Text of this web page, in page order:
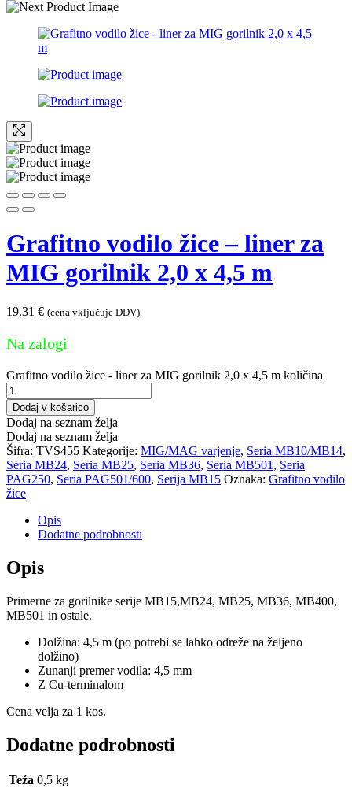
Grafitno vodilo žice – liner za
MIG gorilnik 2,0 x 4,5 m
19,31 € (cena vključuje DDV)
Na zalogi
Grafitno vodilo žice - liner za MIG gorilnik 2,0 x 4,5 m količina
Dodaj v košarico
Dodaj na seznam želja
Dodaj na seznam želja
Šifra: TVS455 Kategorije: MIG/MAG varjenje, Seria MB10/MB14,
Seria MB24, Seria MB25, Seria MB36, Seria MB501 , Seria
PAG250, Seria PAG501/600, Serija MB15 Oznaka: Grafitno vodilo
žice
Opis
Dodatne podrobnosti
Opis
Primerne za gorilnike serije MB15,MB24, MB25, MB36, MB400,
MB501 in ostale.
Dolžina: 4,5 m (po potrebi se lahko odreže na željeno
dolžino)
Zunanji premer vodila: 4,5 mm
Z Cu-terminalom
Cena velja za 1 kos.
Dodatne podrobnosti
Teža 0,5 kg